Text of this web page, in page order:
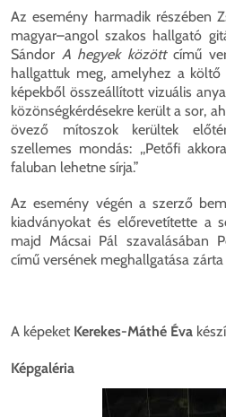
Az esemény harmadik részében
magyar–angol szakos hallgató
Sándor A hegyek között című
hallgattuk meg, amelyhez a
képekből összeállított vizuális
közönségkérdésekre került a sor,
övező mítoszok kerültek
szellemes mondás: ,,Petőfi
faluban lehetne sírja.”
Az esemény végén a szerző
kiadványokat és előrevetítette a
majd Mácsai Pál szavalásában
című versének meghallgatása
A képeket Kerekes-Máthé Éva
Képgaléria